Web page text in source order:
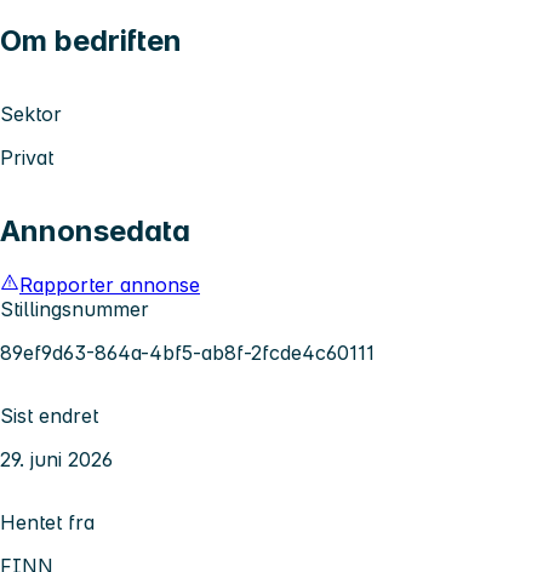
Om bedriften
Sektor
Privat
Annonsedata
Rapporter annonse
Stillingsnummer
89ef9d63-864a-4bf5-ab8f-2fcde4c60111
Sist endret
29. juni 2026
Hentet fra
FINN